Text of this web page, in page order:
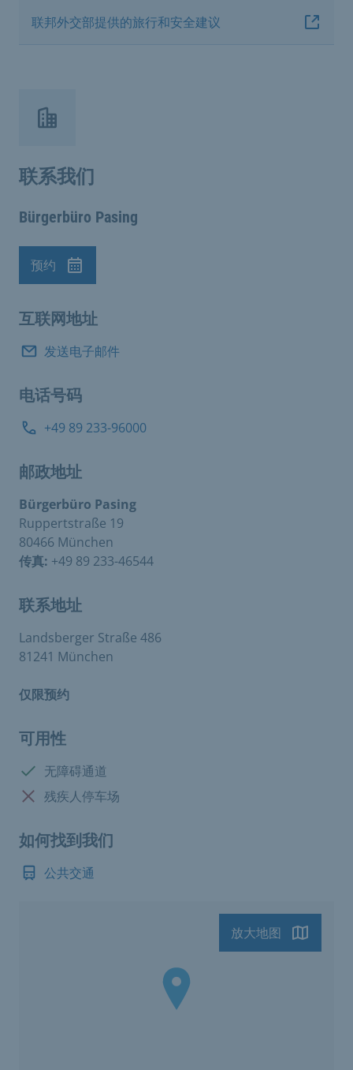
联邦外交部提供的旅行和安全建议
联系我们
Bürgerbüro Pasing
预约
预约
互联网地址
发送电子邮件
电话号码
+49 89 233-96000
邮政地址
Bürgerbüro Pasing
Ruppertstraße 19
80466 München
传真: +49 89 233-46544
联系地址
Landsberger Straße 486
81241 München
仅限预约
可用性
有:
无障碍通道
没有:残疾人停车场
如何找到我们
公共交通
放大地图